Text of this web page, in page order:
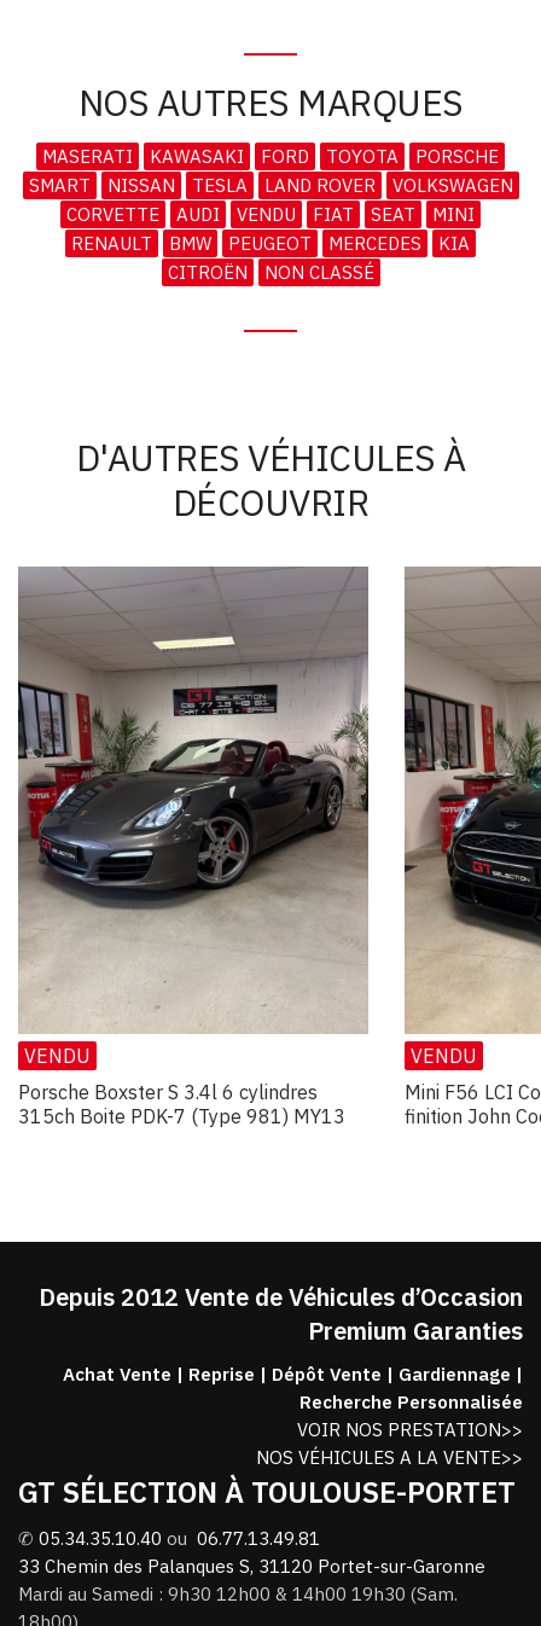
NOS AUTRES MARQUES
MASERATI KAWASAKI FORD TOYOTA
PORSCHE
SMART
NISSAN TESLA LAND ROVER
VOLKSWAGEN
CORVETTE
AUDI VENDU FIAT SEAT
MINI
RENAULT
BMW PEUGEOT MERCEDES
KIA
CITROËN
NON CLASSÉ
D'AUTRES VÉHICULES À
DÉCOUVRIR
VENDU
Porsche Boxster S 3.4l 6 cylindres
315ch Boite PDK-7 (Type 981) MY13
VENDU
Mini F56 LCI
finition John
Depuis 2012 Vente de Véhicules d’Occasion
Premium Garanties
Achat Vente | Reprise | Dépôt Vente | Gardiennage |
Recherche Personnalisée
VOIR NOS PRESTATION>>
NOS VÉHICULES A LA VENTE>>
GT SÉLECTION À TOULOUSE-PORTET
✆ 05.34.35.10.40 ou 06.77.13.49.81
33 Chemin des Palanques S, 31120 Portet-sur-Garonne
Mardi au Samedi : 9h30 12h00 & 14h00 19h30 (Sam.
18h00).